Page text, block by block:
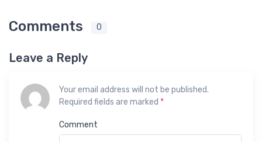
Comments 0
Leave a Reply
Your email address will not be published.
Required fields are marked *
Comment